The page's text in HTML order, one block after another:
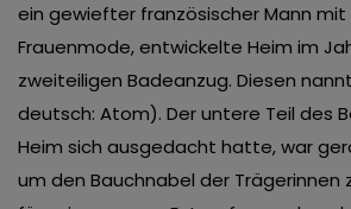
ein gewiefter französischer Mann mit
Frauenmode, entwickelte Heim im
zweiteiligen Badeanzug. Diesen
deutsch: Atom). Der untere Teil des
Heim sich ausgedacht hatte, war
um den Bauchnabel der Trägerinnen